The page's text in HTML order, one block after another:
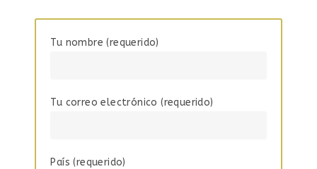
Tu nombre (requerido)
Tu correo electrónico (requerido)
País (requerido)